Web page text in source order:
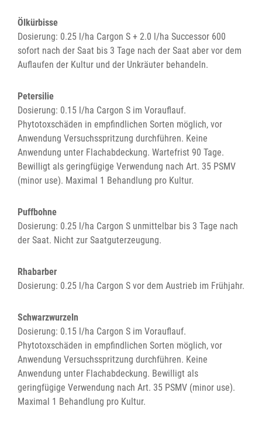
Ölkürbisse
Dosierung: 0.25 l/ha Cargon S + 2.0 l/ha Successor 600
sofort nach der Saat bis 3 Tage nach der Saat aber vor dem
Auflaufen der Kultur und der Unkräuter behandeln.
Petersilie
Dosierung: 0.15 l/ha Cargon S im Vorauflauf.
Phytotoxschäden in empfindlichen Sorten möglich, vor
Anwendung Versuchsspritzung durchführen. Keine
Anwendung unter Flachabdeckung. Wartefrist 90 Tage.
Bewilligt als geringfügige Verwendung nach Art. 35 PSMV
(minor use). Maximal 1 Behandlung pro Kultur.
Puffbohne
Dosierung: 0.25 l/ha Cargon S unmittelbar bis 3 Tage nach
der Saat. Nicht zur Saatguterzeugung.
Rhabarber
Dosierung: 0.25 l/ha Cargon S vor dem Austrieb im Frühjahr.
Schwarzwurzeln
Dosierung: 0.15 l/ha Cargon S im Vorauflauf.
Phytotoxschäden in empfindlichen Sorten möglich, vor
Anwendung Versuchsspritzung durchführen. Keine
Anwendung unter Flachabdeckung. Bewilligt als
geringfügige Verwendung nach Art. 35 PSMV (minor use).
Maximal 1 Behandlung pro Kultur.